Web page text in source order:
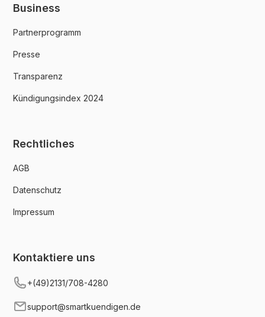
Business
Partnerprogramm
Presse
Transparenz
Kündigungsindex 2024
Rechtliches
AGB
Datenschutz
Impressum
Kontaktiere uns
+(49)2131/708-4280
support@smartkuendigen.de